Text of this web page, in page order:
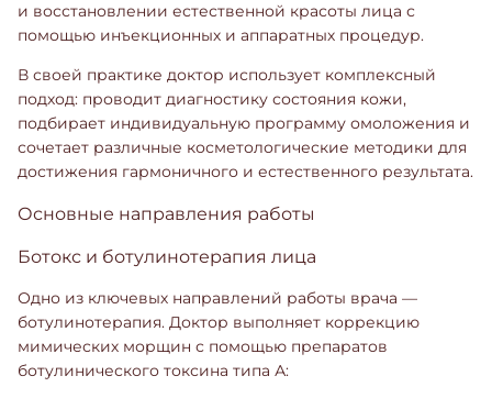
и восстановлении естественной красоты лица с
помощью инъекционных и аппаратных процедур.
В своей практике доктор использует комплексный
подход: проводит диагностику состояния кожи,
подбирает индивидуальную программу омоложения и
сочетает различные косметологические методики для
достижения гармоничного и естественного результата.
Основные направления работы
Ботокс и ботулинотерапия лица
Одно из ключевых направлений работы врача —
ботулинотерапия. Доктор выполняет коррекцию
мимических морщин с помощью препаратов
ботулинического токсина типа А: